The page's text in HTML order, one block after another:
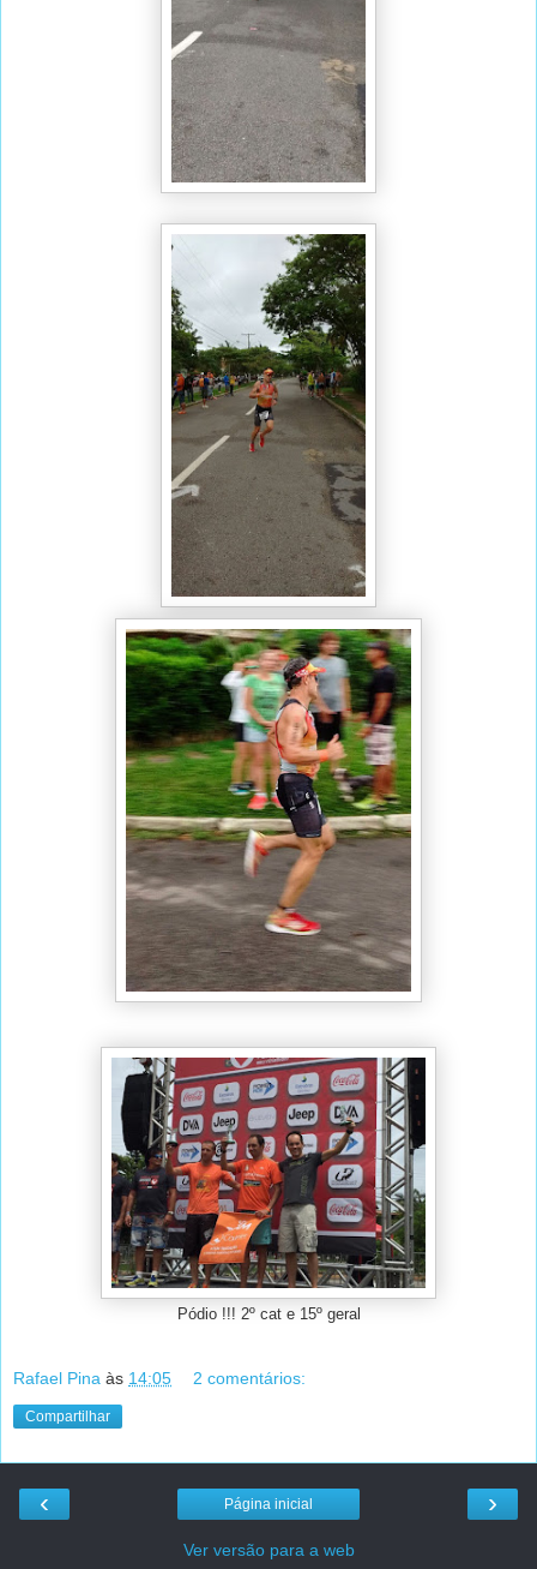
Pódio !!! 2º cat e 15º geral
Rafael Pina às 14:05 2 comentários:
Compartilhar
‹ ›
Página inicial
Ver versão para a web